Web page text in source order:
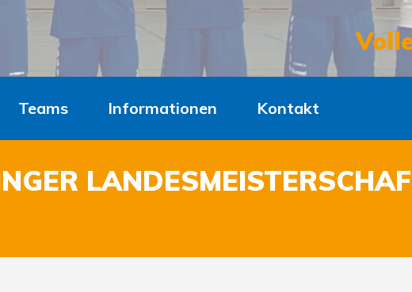
Teams Informationen Kontakt